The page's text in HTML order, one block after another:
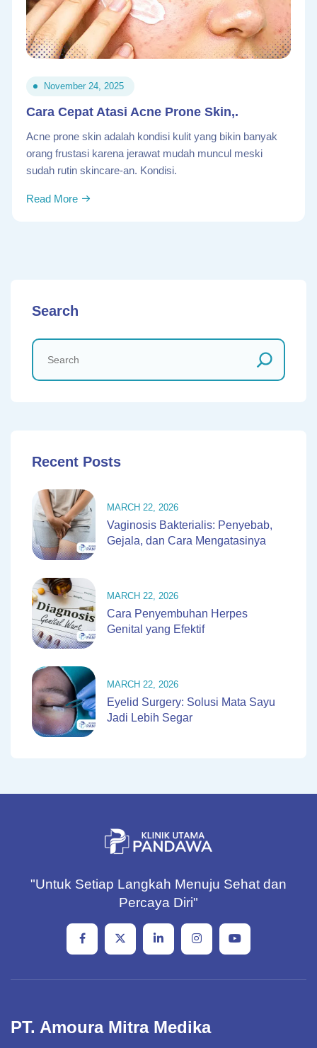
November 24, 2025
Cara Cepat Atasi Acne Prone Skin,.
Acne prone skin adalah kondisi kulit yang bikin banyak
orang frustasi karena jerawat mudah muncul meski
sudah rutin skincare-an. Kondisi.
Read More
Search
Recent Posts
MARCH 22, 2026
Vaginosis Bakterialis: Penyebab,
Gejala, dan Cara Mengatasinya
MARCH 22, 2026
Cara Penyembuhan Herpes
Genital yang Efektif
MARCH 22, 2026
Eyelid Surgery: Solusi Mata Sayu
Jadi Lebih Segar
"Untuk Setiap Langkah Menuju Sehat dan
Percaya Diri"
PT. Amoura Mitra Medika